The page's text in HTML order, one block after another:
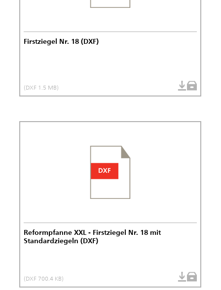
Firstziegel Nr. 18 (DXF)
(DXF 1.5 MB)
Reformpfanne XXL - Firstziegel Nr. 18 mit
Standardziegeln (DXF)
(DXF 700.4 KB)